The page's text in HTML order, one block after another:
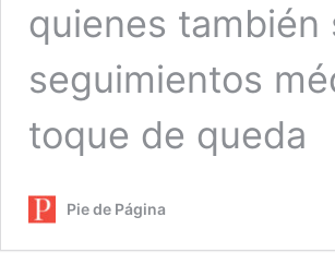
quienes también
seguimientos
toque de queda
Pie de Página